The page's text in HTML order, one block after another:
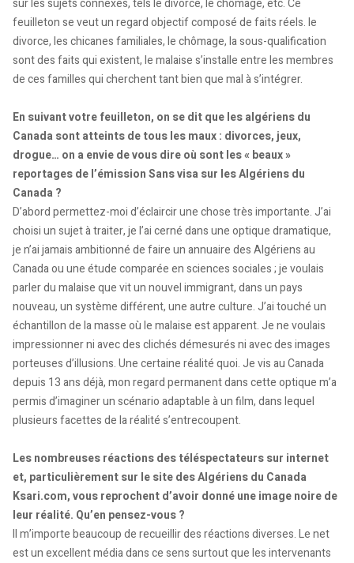
sur les sujets connexes, tels le divorce, le chômage, etc. Ce
feuilleton se veut un regard objectif composé de faits réels. le
divorce, les chicanes familiales, le chômage, la sous-qualification
sont des faits qui existent, le malaise s’installe entre les membres
de ces familles qui cherchent tant bien que mal à s’intégrer.
En suivant votre feuilleton, on se dit que les algériens du
Canada sont atteints de tous les maux : divorces, jeux,
drogue… on a envie de vous dire où sont les « beaux »
reportages de l’émission Sans visa sur les Algériens du
Canada ?
D’abord permettez-moi d’éclaircir une chose très importante. J’ai
choisi un sujet à traiter, je l’ai cerné dans une optique dramatique,
je n’ai jamais ambitionné de faire un annuaire des Algériens au
Canada ou une étude comparée en sciences sociales ; je voulais
parler du malaise que vit un nouvel immigrant, dans un pays
nouveau, un système différent, une autre culture. J’ai touché un
échantillon de la masse où le malaise est apparent. Je ne voulais
impressionner ni avec des clichés démesurés ni avec des images
porteuses d’illusions. Une certaine réalité quoi. Je vis au Canada
depuis 13 ans déjà, mon regard permanent dans cette optique m’a
permis d’imaginer un scénario adaptable à un film, dans lequel
plusieurs facettes de la réalité s’entrecoupent.
Les nombreuses réactions des téléspectateurs sur internet
et, particulièrement sur le site des Algériens du Canada
Ksari.com, vous reprochent d’avoir donné une image noire de
leur réalité. Qu’en pensez-vous ?
Il m’importe beaucoup de recueillir des réactions diverses. Le net
est un excellent média dans ce sens surtout que les intervenants